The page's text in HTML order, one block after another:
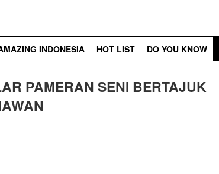
INDONESIA HOT LIST DO YOU KNOW
PAMERAN SENI BERTAJUK